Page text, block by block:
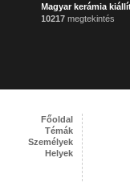
Magyar kerámia
10217 megtekintés
Főoldal
Témák
Személyek
Helyek